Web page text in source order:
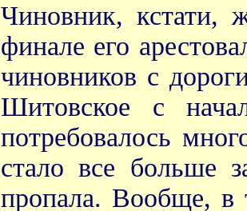
Чиновник, кстати,
финале его
чиновников с
Шитовское с
потребовалось
стало все больше
пропала. Вообще, в